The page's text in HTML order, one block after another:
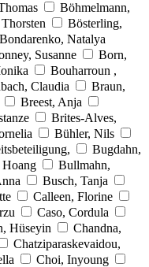
Böhmelmann,
Bösterling,
Bondarenko, Natalya
Susanne
Born,
Bouharroun ,
Claudia
Braun,
Breest, Anja
Brites-Alves,
Bühler, Nils
Bugdahn,
Bullmahn,
Busch, Tanja
Calleen, Florine
Caso, Cordula
Hüseyin
Chandna,
Chatziparaskevaidou,
Choi, Inyoung